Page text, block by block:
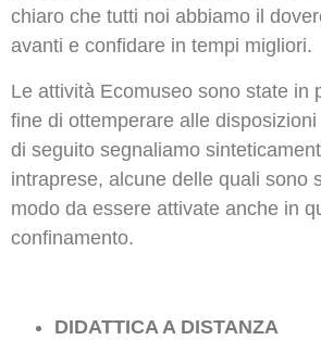
chiaro che tutti noi abbiamo il
avanti e confidare in tempi migliori.
Le attività Ecomuseo sono state in
fine di ottemperare alle
di seguito segnaliamo
intraprese, alcune delle quali sono
modo da essere attivate anche in
confinamento.
DIDATTICA A DISTANZA